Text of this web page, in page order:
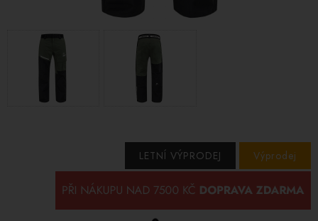
Výprodej
LETNÍ VÝPRODEJ